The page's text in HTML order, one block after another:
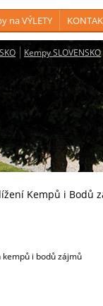
na VÝLETY
Kempy SLOVENSKO
Kempů i
i bodů zájmů